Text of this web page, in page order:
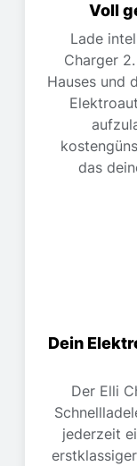
Voll
Lade
Charger
Hauses und
das
Dein
Der Elli
jederzeit